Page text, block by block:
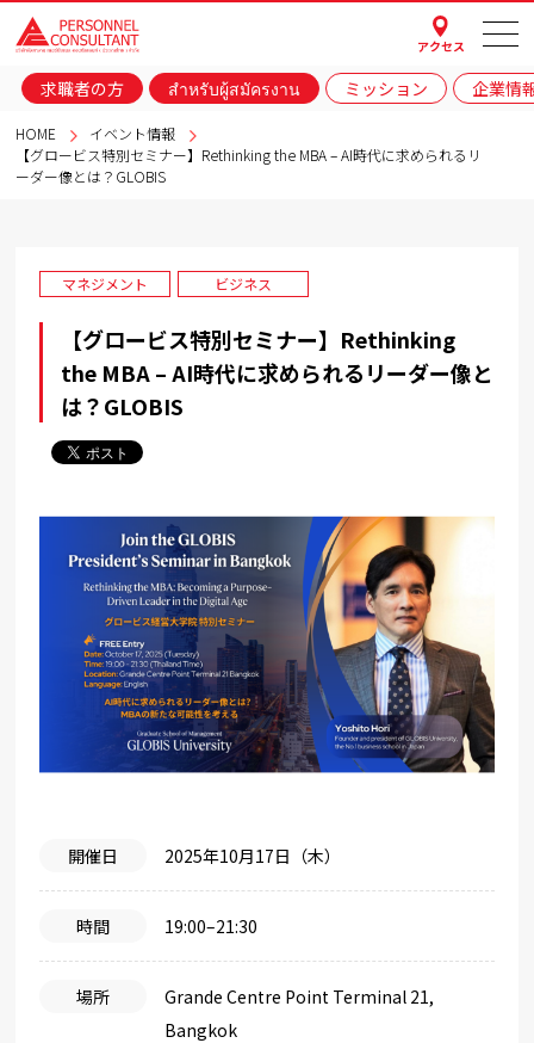
アクセス
求職者の方 สำหรับผู้สมัครงาน ミッション 企業情
HOME
イベント情報
【グロービス特別セミナー】Rethinking the MBA – AI時代に求められるリ
ーダー像とは？GLOBIS
マネジメント ビジネス
【グロービス特別セミナー】Rethinking
the MBA – AI時代に求められるリーダー像と
は？GLOBIS
開催日 2025年10月17日（木）
時間 19:00–21:30
場所
Grande Centre Point Terminal 21,
Bangkok